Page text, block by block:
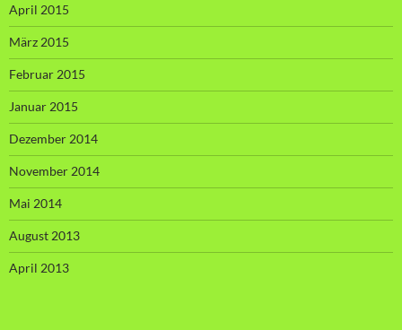
April 2015
März 2015
Februar 2015
Januar 2015
Dezember 2014
November 2014
Mai 2014
August 2013
April 2013